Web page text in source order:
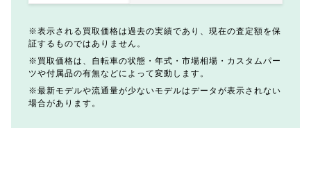
表示される買取価格は過去の実績であり、現在の査定額を保
証するものではありません。
買取価格は、自転車の状態・年式・市場相場・カスタムパー
ツや付属品の有無などによって変動します。
最新モデルや流通量が少ないモデルはデータが表示されない
場合があります。